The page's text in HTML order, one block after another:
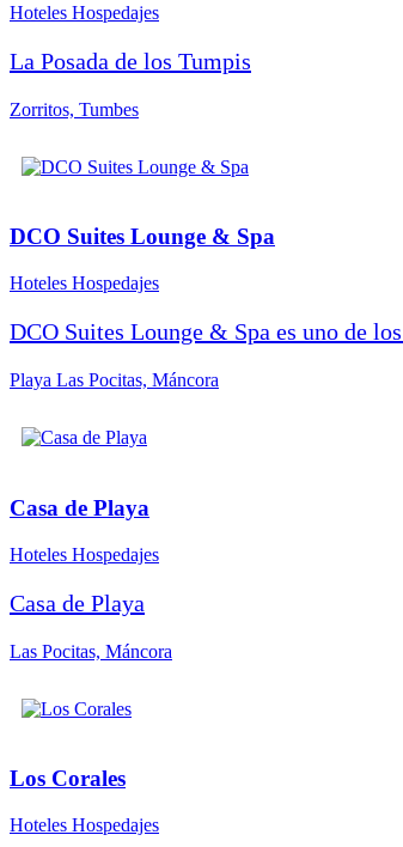
Hoteles Hospedajes
La Posada de los Tumpis
Zorritos, Tumbes
DCO Suites Lounge & Spa
Hoteles Hospedajes
DCO Suites Lounge & Spa es uno de
Playa Las Pocitas, Máncora
Casa de Playa
Hoteles Hospedajes
Casa de Playa
Las Pocitas, Máncora
Los Corales
Hoteles Hospedajes